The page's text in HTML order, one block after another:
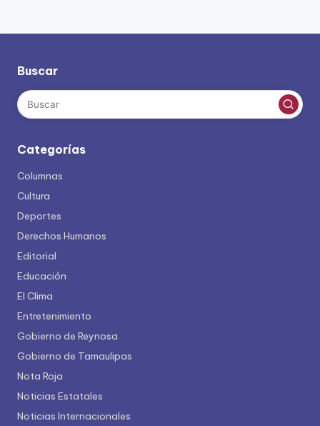
Buscar
Categorías
Columnas
Cultura
Deportes
Derechos Humanos
Editorial
Educación
El Clima
Entretenimiento
Gobierno de Reynosa
Gobierno de Tamaulipas
Nota Roja
Noticias Estatales
Noticias Internacionales